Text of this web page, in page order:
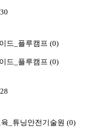
드_플루캠프 (0)
드_플루캠프 (0)
_튜닝안전기술원 (0)